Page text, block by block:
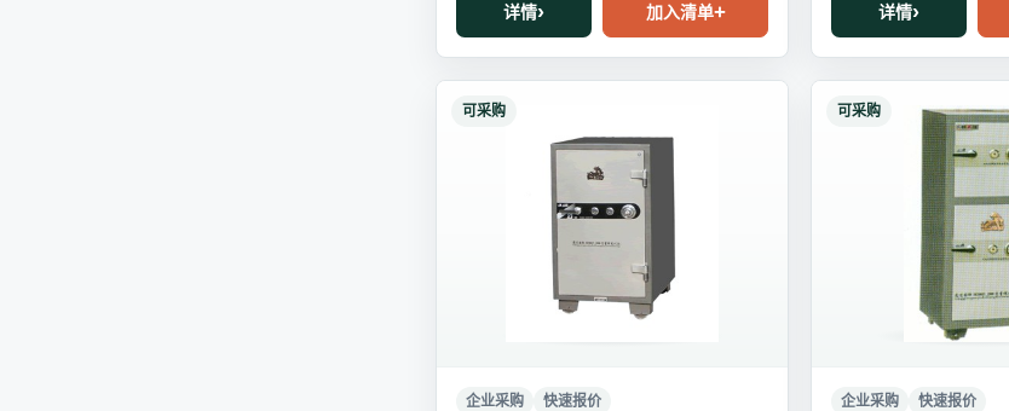
详情 加入清单 详情
可采购
企业采购 快速报价
可采购
企业采购 快速报价